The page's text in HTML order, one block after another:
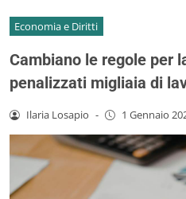
Economia e Diritti
Cambiano le regole per
penalizzati migliaia di
Ilaria Losapio - 1 Gennaio